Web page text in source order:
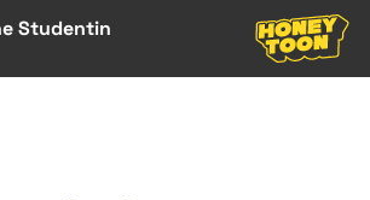
Studentin